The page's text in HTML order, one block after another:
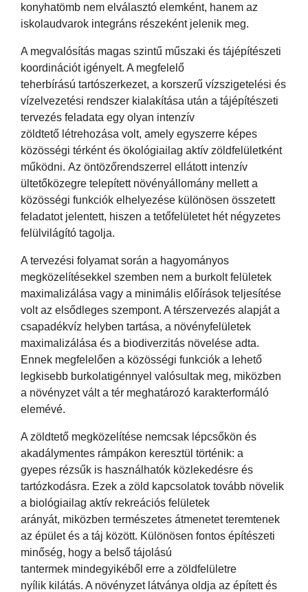
konyhatömb nem elválasztó elemként, hanem az
iskolaudvarok integráns részeként jelenik meg.
A megvalósítás magas szintű műszaki és tájépítészeti
koordinációt igényelt. A megfelelő
teherbírású tartószerkezet, a korszerű vízszigetelési és
vízelvezetési rendszer kialakítása után a tájépítészeti
tervezés feladata egy olyan intenzív
zöldtető létrehozása volt, amely egyszerre képes
közösségi térként és ökológiailag aktív zöldfelületként
működni. Az öntözőrendszerrel ellátott intenzív
ültetőközegre telepített növényállomány mellett a
közösségi funkciók elhelyezése különösen összetett
feladatot jelentett, hiszen a tetőfelületet hét négyzetes
felülvilágító tagolja.
A tervezési folyamat során a hagyományos
megközelítésekkel szemben nem a burkolt felületek
maximalizálása vagy a minimális előírások teljesítése
volt az elsődleges szempont. A térszervezés alapját a
csapadékvíz helyben tartása, a növényfelületek
maximalizálása és a biodiverzitás növelése adta.
Ennek megfelelően a közösségi funkciók a lehető
legkisebb burkolatigénnyel valósultak meg, miközben
a növényzet vált a tér meghatározó karakterformáló
elemévé.
A zöldtető megközelítése nemcsak lépcsőkön és
akadálymentes rámpákon keresztül történik: a
gyepes rézsűk is használhatók közlekedésre és
tartózkodásra. Ezek a zöld kapcsolatok tovább növelik
a biológiailag aktív rekreációs felületek
arányát, miközben természetes átmenetet teremtenek
az épület és a táj között. Különösen fontos építészeti
minőség, hogy a belső tájolású
tantermek mindegyikéből erre a zöldfelületre
nyílik kilátás. A növényzet látványa oldja az épített és